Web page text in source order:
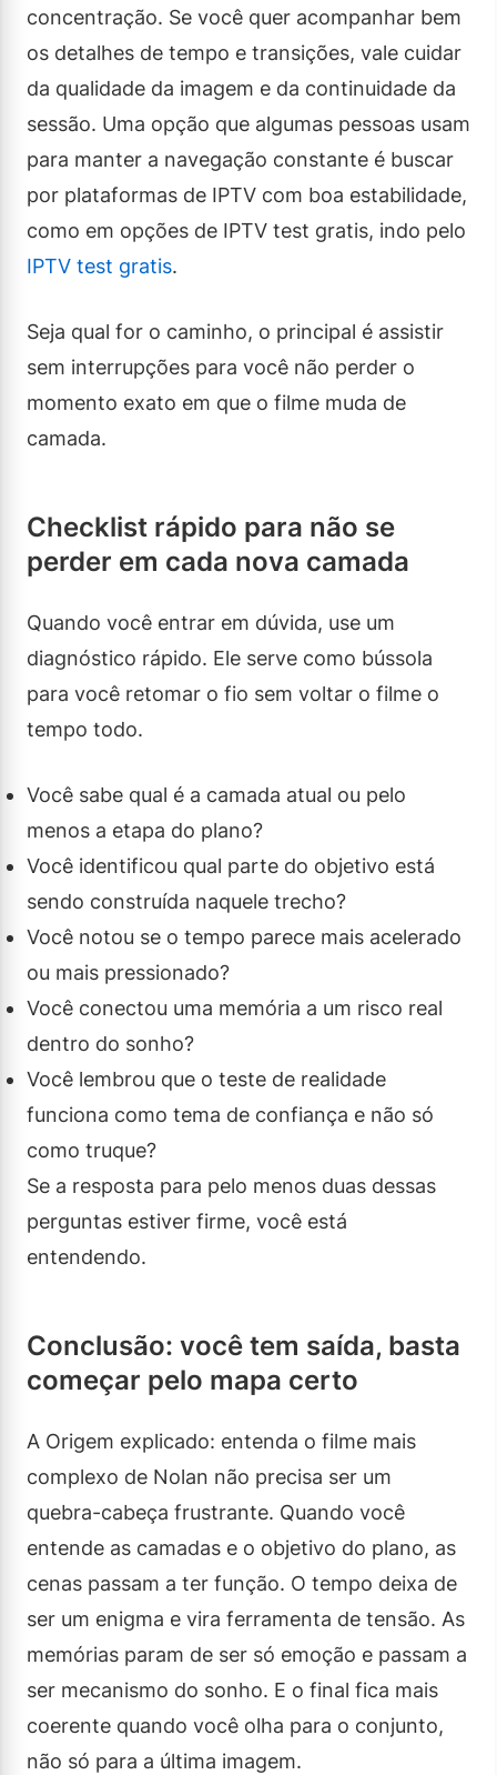
concentração. Se você quer acompanhar bem
os detalhes de tempo e transições, vale cuidar
da qualidade da imagem e da continuidade da
sessão. Uma opção que algumas pessoas usam
para manter a navegação constante é buscar
por plataformas de IPTV com boa estabilidade,
como em opções de IPTV test gratis, indo pelo
IPTV test gratis.
Seja qual for o caminho, o principal é assistir
sem interrupções para você não perder o
momento exato em que o filme muda de
camada.
Checklist rápido para não se
perder em cada nova camada
Quando você entrar em dúvida, use um
diagnóstico rápido. Ele serve como bússola
para você retomar o fio sem voltar o filme o
tempo todo.
Você sabe qual é a camada atual ou pelo
menos a etapa do plano?
Você identificou qual parte do objetivo está
sendo construída naquele trecho?
Você notou se o tempo parece mais acelerado
ou mais pressionado?
Você conectou uma memória a um risco real
dentro do sonho?
Você lembrou que o teste de realidade
funciona como tema de confiança e não só
como truque?
Se a resposta para pelo menos duas dessas
perguntas estiver firme, você está
entendendo.
Conclusão: você tem saída, basta
começar pelo mapa certo
A Origem explicado: entenda o filme mais
complexo de Nolan não precisa ser um
quebra-cabeça frustrante. Quando você
entende as camadas e o objetivo do plano, as
cenas passam a ter função. O tempo deixa de
ser um enigma e vira ferramenta de tensão. As
memórias param de ser só emoção e passam a
ser mecanismo do sonho. E o final fica mais
coerente quando você olha para o conjunto,
não só para a última imagem.